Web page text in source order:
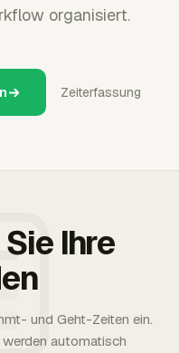
organisiert.
Zeiterfassung
Ihre
und Geht-Zeiten ein.
automatisch